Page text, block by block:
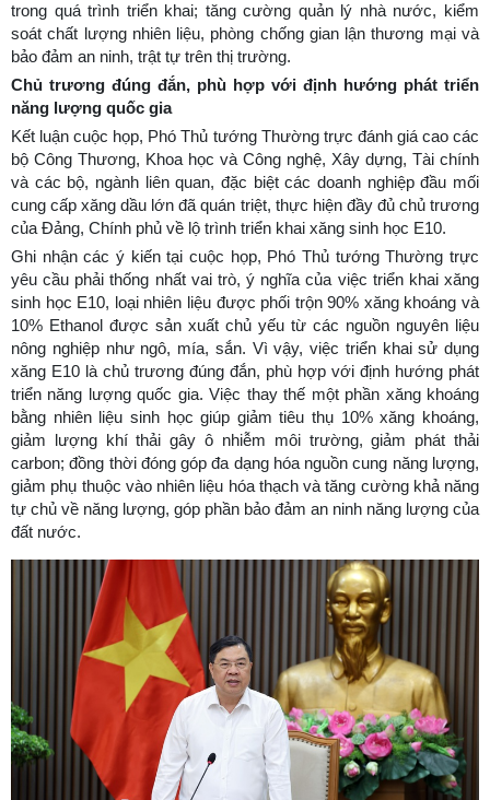
trong quá trình triển khai; tăng cường quản lý nhà nước, kiểm
soát chất lượng nhiên liệu, phòng chống gian lận thương mại và
bảo đảm an ninh, trật tự trên thị trường.
Chủ trương đúng đắn, phù hợp với định hướng phát triển
năng lượng quốc gia
Kết luận cuộc họp, Phó Thủ tướng Thường trực đánh giá cao các
bộ Công Thương, Khoa học và Công nghệ, Xây dựng, Tài chính
và các bộ, ngành liên quan, đặc biệt các doanh nghiệp đầu mối
cung cấp xăng dầu lớn đã quán triệt, thực hiện đầy đủ chủ trương
của Đảng, Chính phủ về lộ trình triển khai xăng sinh học E10.
Ghi nhận các ý kiến tại cuộc họp, Phó Thủ tướng Thường trực
yêu cầu phải thống nhất vai trò, ý nghĩa của việc triển khai xăng
sinh học E10, loại nhiên liệu được phối trộn 90% xăng khoáng và
10% Ethanol được sản xuất chủ yếu từ các nguồn nguyên liệu
nông nghiệp như ngô, mía, sắn. Vì vậy, việc triển khai sử dụng
xăng E10 là chủ trương đúng đắn, phù hợp với định hướng phát
triển năng lượng quốc gia. Việc thay thế một phần xăng khoáng
bằng nhiên liệu sinh học giúp giảm tiêu thụ 10% xăng khoáng,
giảm lượng khí thải gây ô nhiễm môi trường, giảm phát thải
carbon; đồng thời đóng góp đa dạng hóa nguồn cung năng lượng,
giảm phụ thuộc vào nhiên liệu hóa thạch và tăng cường khả năng
tự chủ về năng lượng, góp phần bảo đảm an ninh năng lượng của
đất nước.